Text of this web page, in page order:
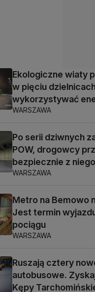
Ekologiczne wiaty
w pięciu
wykorzystywać
WARSZAWA
Po serii dziwnych
POW, drogowcy przypominają, jak
bezpiecznie z
WARSZAWA
Metro na Bemowo
Jest termin
pociągu
WARSZAWA
Ruszają cztery
autobusowe.
Kępy